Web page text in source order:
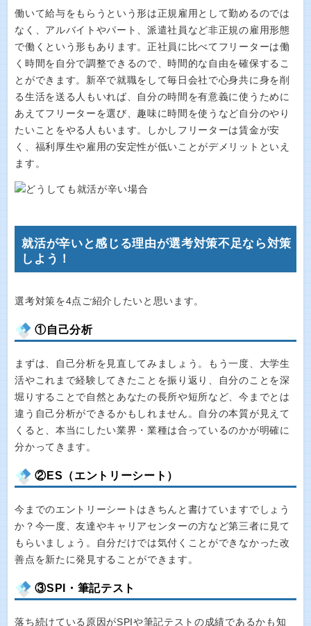
働いて給与をもらうという形は正規雇用として勤めるのでは
なく、アルバイトやパート、派遣社員など非正規の雇用形態
で働くという形もあります。正社員に比べてフリーターは働
く時間を自分で調整できるので、時間的な自由を確保するこ
とができます。新卒で就職をして毎日会社で心身共に身を削
る生活を送る人もいれば、自分の時間を有意義に使うために
あえてフリーターを選び、趣味に時間を使うなど自分のやり
たいことをやる人もいます。しかしフリーターは賃金が安
く、福利厚生や雇用の安定性が低いことがデメリットといえ
ます。
就活が辛いと感じる理由が選考対策不足なら対策
しよう！
選考対策を4点ご紹介したいと思います。
①自己分析
まずは、自己分析を見直してみましょう。もう一度、大学生
活やこれまで経験してきたことを振り返り、自分のことを深
堀りすることで自然とあなたの長所や短所など、今までとは
違う自己分析ができるかもしれません。自分の本質が見えて
くると、本当にしたい業界・業種は合っているのかが明確に
分かってきます。
②ES（エントリーシート）
今までのエントリーシートはきちんと書けていますでしょう
か？今一度、友達やキャリアセンターの方など第三者に見て
もらいましょう。自分だけでは気付くことができなかった改
善点を新たに発見することができます。
③SPI・筆記テスト
落ち続けている原因がSPIや筆記テストの成績であるかも知